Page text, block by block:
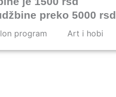
preko 5000 rsd
program Art i hobi